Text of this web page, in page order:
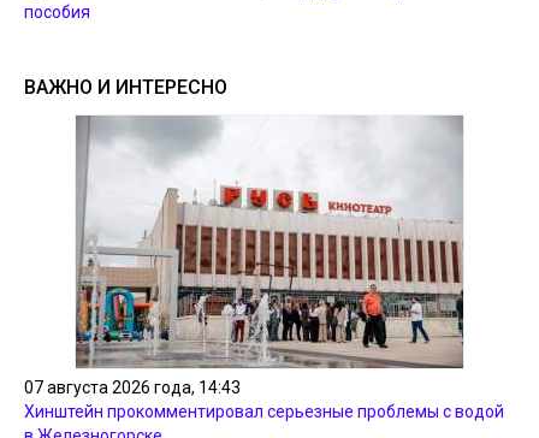
пособия
ВАЖНО И ИНТЕРЕСНО
07 августа 2026 года, 14:43
Хинштейн прокомментировал серьезные проблемы с водой